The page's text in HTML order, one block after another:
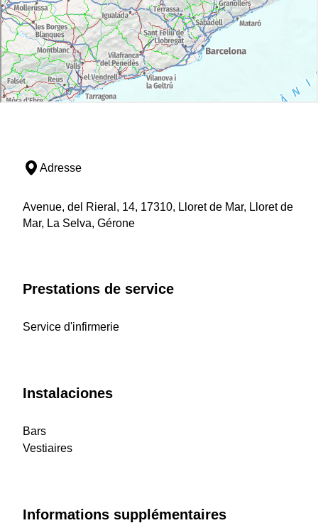
Adresse
Avenue, del Rieral, 14, 17310, Lloret de Mar, Lloret de
Mar, La Selva, Gérone
Prestations de service
Service d'infirmerie
Instalaciones
Bars
Vestiaires
Informations supplémentaires